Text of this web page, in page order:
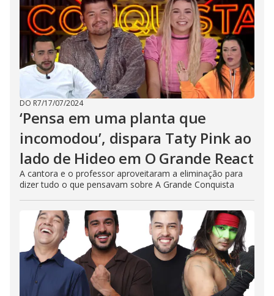
DO R7/17/07/2024
‘Pensa em uma planta que
incomodou’, dispara Taty Pink ao
lado de Hideo em O Grande React
A cantora e o professor aproveitaram a eliminação para
dizer tudo o que pensavam sobre A Grande Conquista